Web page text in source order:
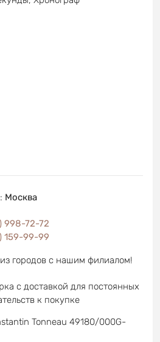
: Москва
998-72-72
159-99-99
городов с нашим филиалом!
с доставкой для постоянных
к покупке
Tonneau 49180/000G-